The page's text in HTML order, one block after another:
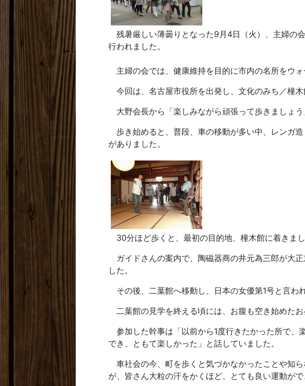
残暑厳しい薄曇りとなった9月4日（火）、主婦の
行われました。
主婦の会では、健康維持を目的に市内の名所をウォ
今回は、名古屋市役所を出発し、文化のみち／橦木
大野会長から「楽しみながら頑張って歩きましょ
歩き始めると、普段、車の移動が多い中、レンガ
がありました。
30分ほど歩くと、最初の目的地、橦木館に着きまし
ガイドさんの案内で、陶磁器商の井元為三郎が大
した。
その後、二葉館へ移動し、日本の女優第1号と言わ
二葉館の見学を終える頃には、お腹も空き始めた
参加した幹事は「以前から1度行きたかった所で、
でき、ともて楽しかった」と話していました。
車社会の今、町を歩くと気づかなかったことや知
が、皆さん大粒の汗をかくほど、とても良い運動がで